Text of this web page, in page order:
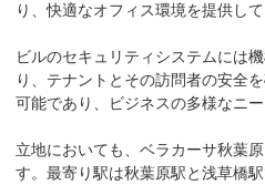
り、快適なオフィス環境を提供して
ビルのセキュリティシステムには
り、テナントとその訪問者の安全
可能であり、ビジネスの多様なニー
立地においても、ベラカーサ秋葉
す。最寄り駅は秋葉原駅と浅草橋